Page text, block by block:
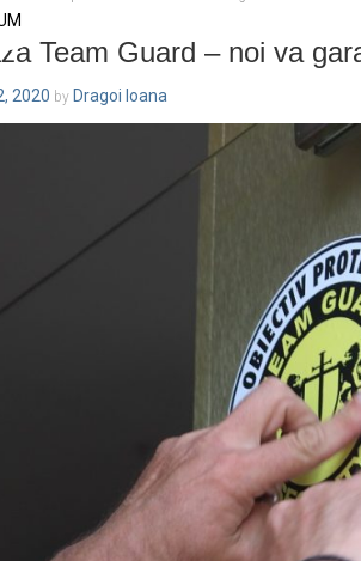
Team Guard – noi va
2020 by Dragoi Ioana